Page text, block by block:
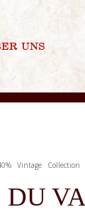
uns
Vintage Collection